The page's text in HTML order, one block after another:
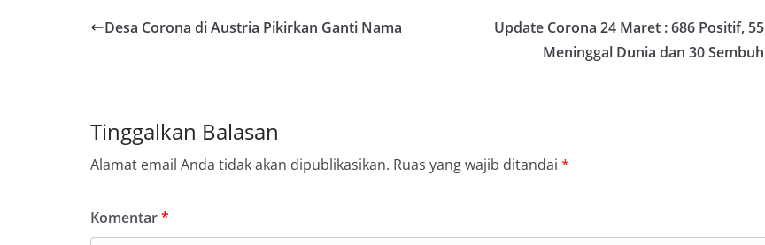
Desa Corona di Austria Pikirkan Ganti Nama
Update Corona 24 Maret : 686 Positif, 55
Meninggal Dunia dan 30 Sembuh
Tinggalkan Balasan
Alamat email Anda tidak akan dipublikasikan. Ruas yang wajib ditandai *
Komentar*